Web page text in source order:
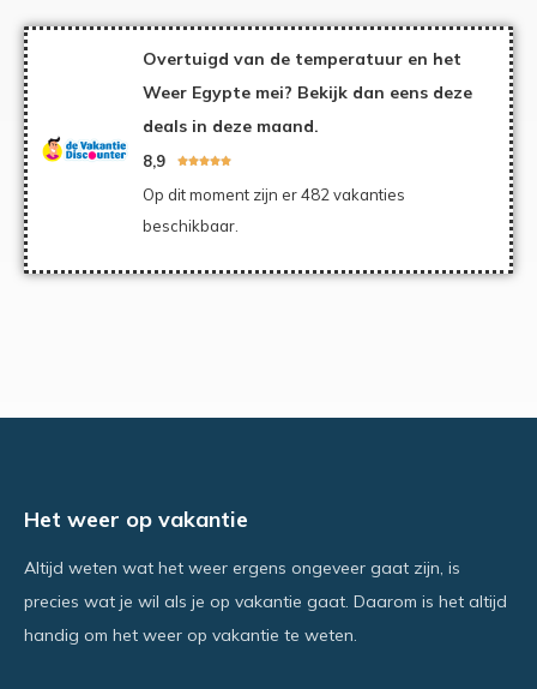
Overtuigd van de temperatuur en het
Weer Egypte mei? Bekijk dan eens deze
deals in deze maand.
8,9 
Op dit moment zijn er 482 vakanties
beschikbaar.
Het weer op vakantie
Altijd weten wat het weer ergens ongeveer gaat zijn, is
precies wat je wil als je op vakantie gaat. Daarom is het altijd
handig om het weer op vakantie te weten.